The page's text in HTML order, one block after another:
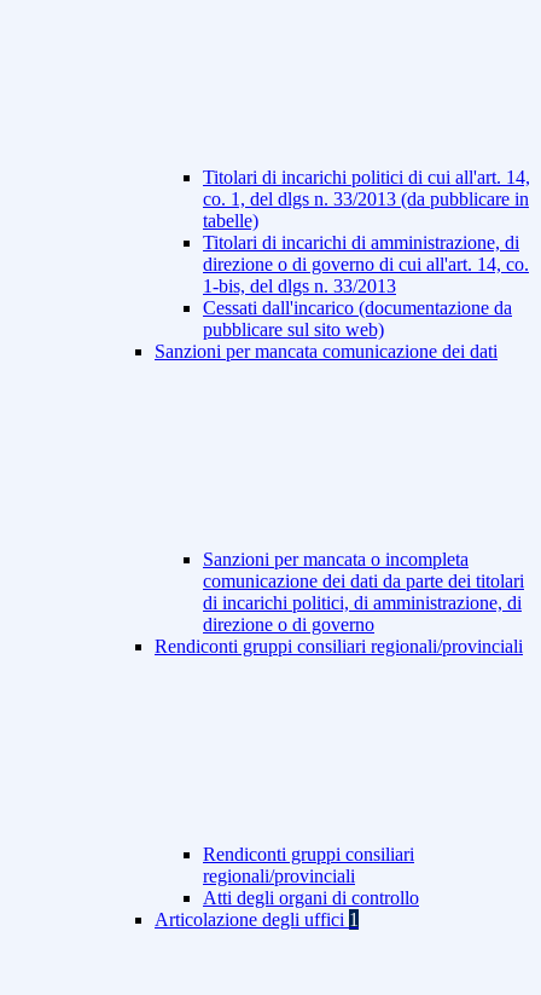
Titolari di incarichi politici di cui all'art. 14,
co. 1, del dlgs n. 33/2013 (da pubblicare in
tabelle)
Titolari di incarichi di amministrazione, di
direzione o di governo di cui all'art. 14, co.
1-bis, del dlgs n. 33/2013
Cessati dall'incarico (documentazione da
pubblicare sul sito web)
Sanzioni per mancata comunicazione dei dati
Sanzioni per mancata o incompleta
comunicazione dei dati da parte dei titolari
di incarichi politici, di amministrazione, di
direzione o di governo
Rendiconti gruppi consiliari regionali/provinciali
Rendiconti gruppi consiliari
regionali/provinciali
Atti degli organi di controllo
Articolazione degli uffici 1